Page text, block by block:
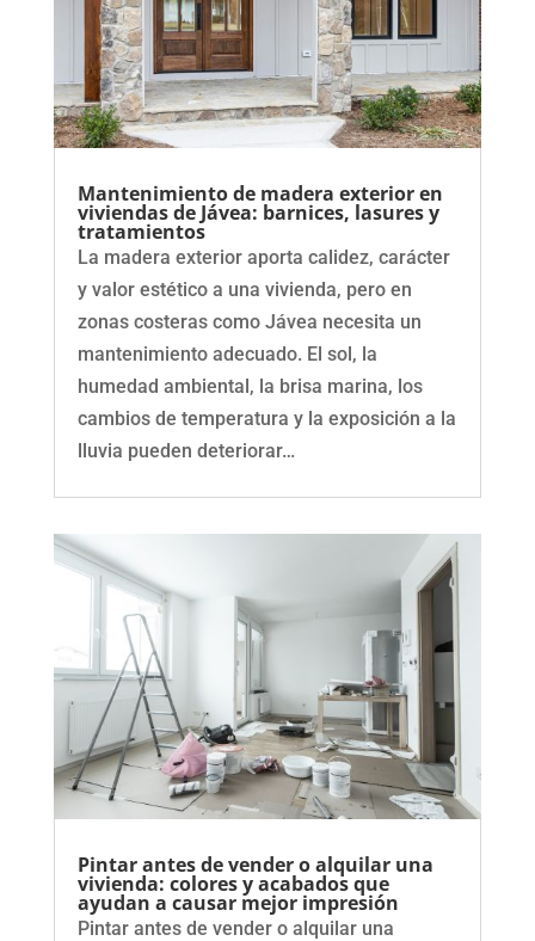
Mantenimiento de madera exterior en
viviendas de Jávea: barnices, lasures y
tratamientos
La madera exterior aporta calidez, carácter
y valor estético a una vivienda, pero en
zonas costeras como Jávea necesita un
mantenimiento adecuado. El sol, la
humedad ambiental, la brisa marina, los
cambios de temperatura y la exposición a la
lluvia pueden deteriorar…
Pintar antes de vender o alquilar una
vivienda: colores y acabados que
ayudan a causar mejor impresión
Pintar antes de vender o alquilar una